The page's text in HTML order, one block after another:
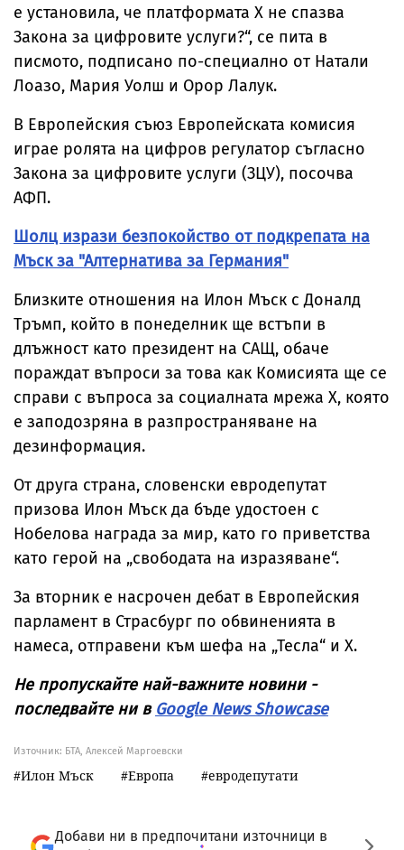
е установила, че платформата X не спазва
Закона за цифровите услуги?“, се пита в
писмото, подписано по-специално от Натали
Лоазо, Мария Уолш и Орор Лалук.
В Европейския съюз Европейската комисия
играе ролята на цифров регулатор съгласно
Закона за цифровите услуги (ЗЦУ), посочва
АФП.
Шолц изрази безпокойство от подкрепата на
Мъск за "Алтернатива за Германия"
Близките отношения на Илон Мъск с Доналд
Тръмп, който в понеделник ще встъпи в
длъжност като президент на САЩ, обаче
пораждат въпроси за това как Комисията ще се
справи с въпроса за социалната мрежа X, която
е заподозряна в разпространяване на
дезинформация.
От друга страна, словенски евродепутат
призова Илон Мъск да бъде удостоен с
Нобелова награда за мир, като го приветства
като герой на „свободата на изразяване“.
За вторник е насрочен дебат в Европейския
парламент в Страсбург по обвиненията в
намеса, отправени към шефа на „Тесла“ и X.
Не пропускайте най-важните новини -
последвайте ни в Google News Showcase
Източник: БТА, Алексей Маргоевски
Илон Мъск Европа евродепутати
Добави ни в предпочитани източници в